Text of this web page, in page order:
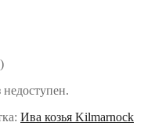
недоступен.
Ива козья Kilmarnock